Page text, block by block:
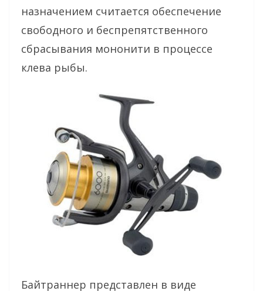
назначением считается обеспечение
свободного и беспрепятственного
сбрасывания мононити в процессе
клева рыбы.
Байтраннер представлен в виде